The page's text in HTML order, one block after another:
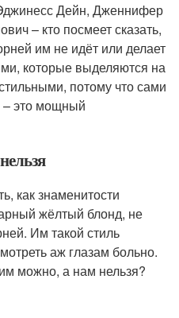
Дейн, Дженнифер
– кто посмеет сказать,
им не идёт или делает
которые выделяются на
потому что сами
– это мощный
как знаменитости
жёлтый блонд, не
Им такой стиль
аж глазам больно.
можно, а нам нельзя?